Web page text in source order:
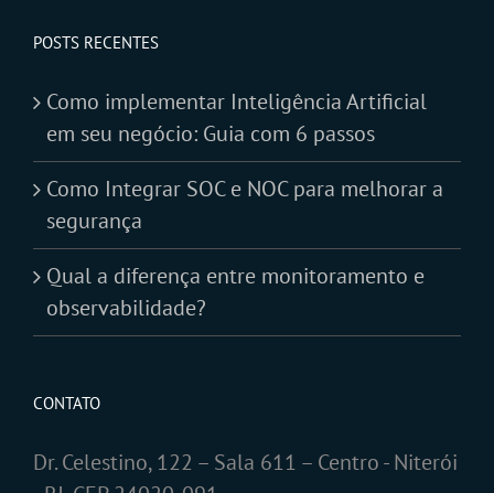
POSTS RECENTES
Como implementar Inteligência Artificial
em seu negócio: Guia com 6 passos
Como Integrar SOC e NOC para melhorar a
segurança
Qual a diferença entre monitoramento e
observabilidade?
CONTATO
Dr. Celestino, 122 – Sala 611 – Centro - Niterói